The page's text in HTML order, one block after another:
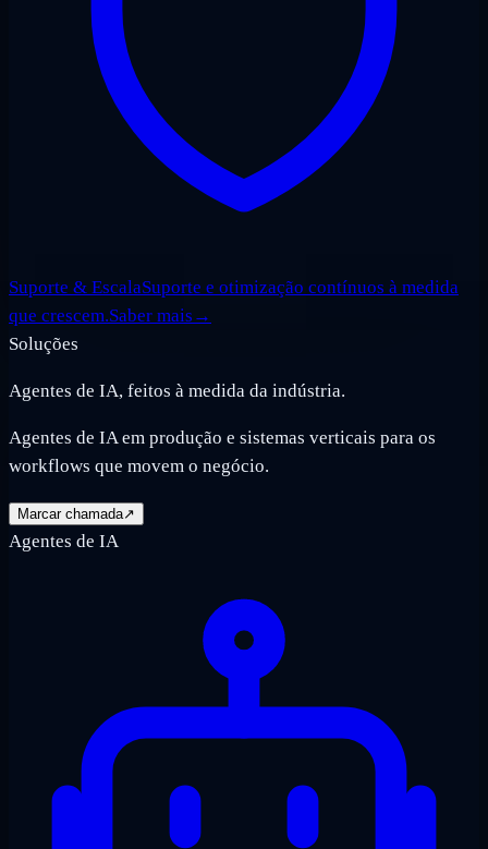
Suporte & EscalaSuporte e otimização contínuos à medida
que crescem.Saber mais →
Soluções
Agentes de IA, feitos à medida da indústria.
Agentes de IA em produção e sistemas verticais para os
workflows que movem o negócio.
Marcar chamada↗
Agentes de IA